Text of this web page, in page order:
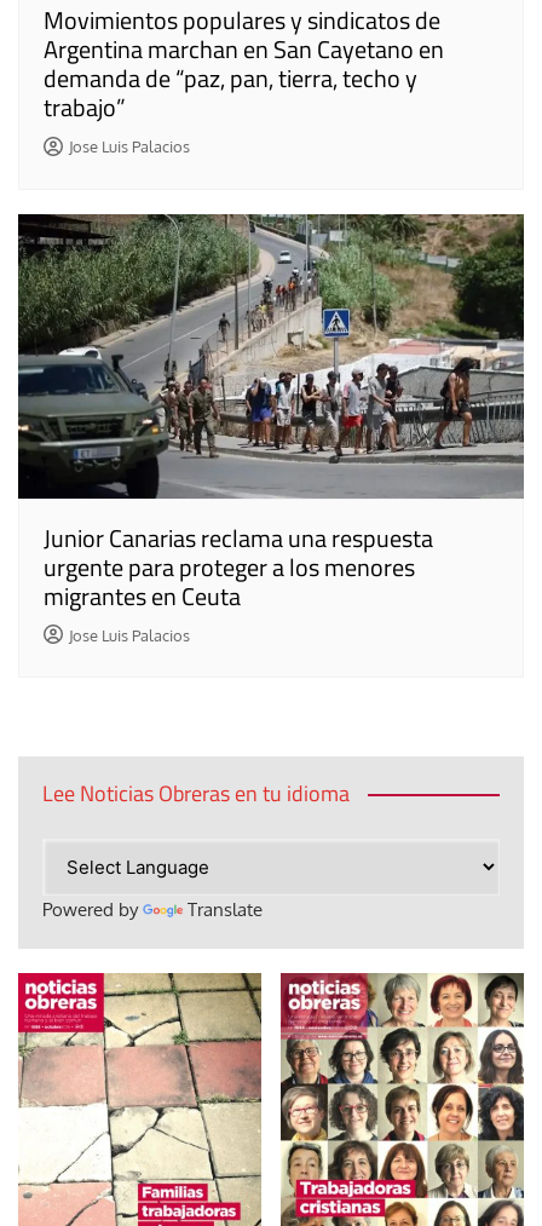
Movimientos populares y sindicatos de
Argentina marchan en San Cayetano en
demanda de “paz, pan, tierra, techo y
trabajo”
Jose Luis Palacios
Junior Canarias reclama una respuesta
urgente para proteger a los menores
migrantes en Ceuta
Jose Luis Palacios
Lee Noticias Obreras en tu idioma
Powered by Translate